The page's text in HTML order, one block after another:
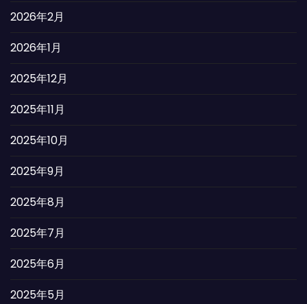
2026年2月
2026年1月
2025年12月
2025年11月
2025年10月
2025年9月
2025年8月
2025年7月
2025年6月
2025年5月